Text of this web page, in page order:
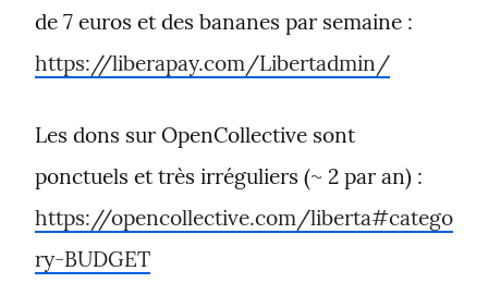
https://liberapay.com/Libertadmin/
Les dons sur OpenCollective sont
https://opencollective.com/liberta#catego
ry-BUDGET